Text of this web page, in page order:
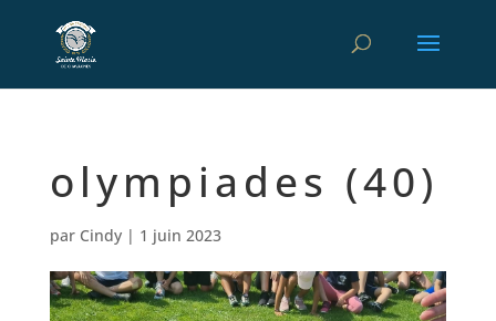
olympiades (40)
par Cindy| 1 juin 2023